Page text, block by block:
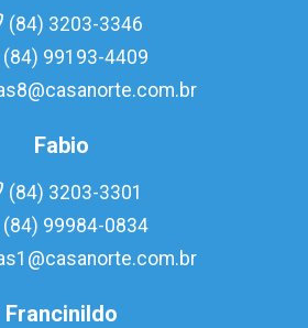
(84) 3203-3346
(84) 99193-4409
Fabio
(84) 3203-3301
(84) 99984-0834
Francinildo